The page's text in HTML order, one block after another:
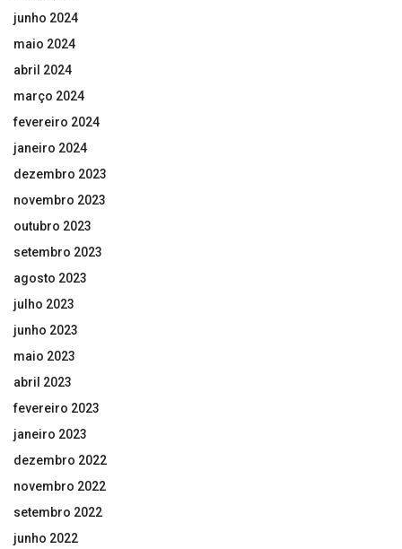
junho 2024
maio 2024
abril 2024
março 2024
fevereiro 2024
janeiro 2024
dezembro 2023
novembro 2023
outubro 2023
setembro 2023
agosto 2023
julho 2023
junho 2023
maio 2023
abril 2023
fevereiro 2023
janeiro 2023
dezembro 2022
novembro 2022
setembro 2022
junho 2022